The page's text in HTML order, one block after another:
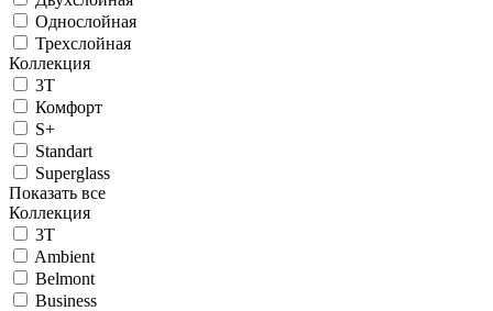
Однослойная
Трехслойная
Коллекция
3T
Комфорт
S+
Standart
Superglass
Показать все
Коллекция
3T
Ambient
Belmont
Business